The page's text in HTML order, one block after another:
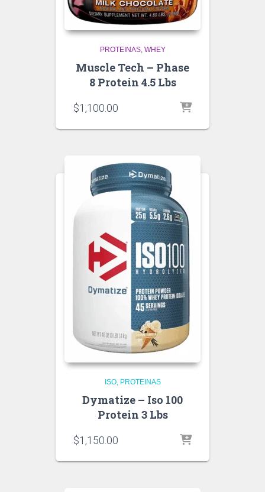
PROTEINAS WHEY
Muscle Tech – Phase
8 Protein 4.5 Lbs
$1,100.00
ISO PROTEINAS
Dymatize – Iso 100
Protein 3 Lbs
$1,150.00